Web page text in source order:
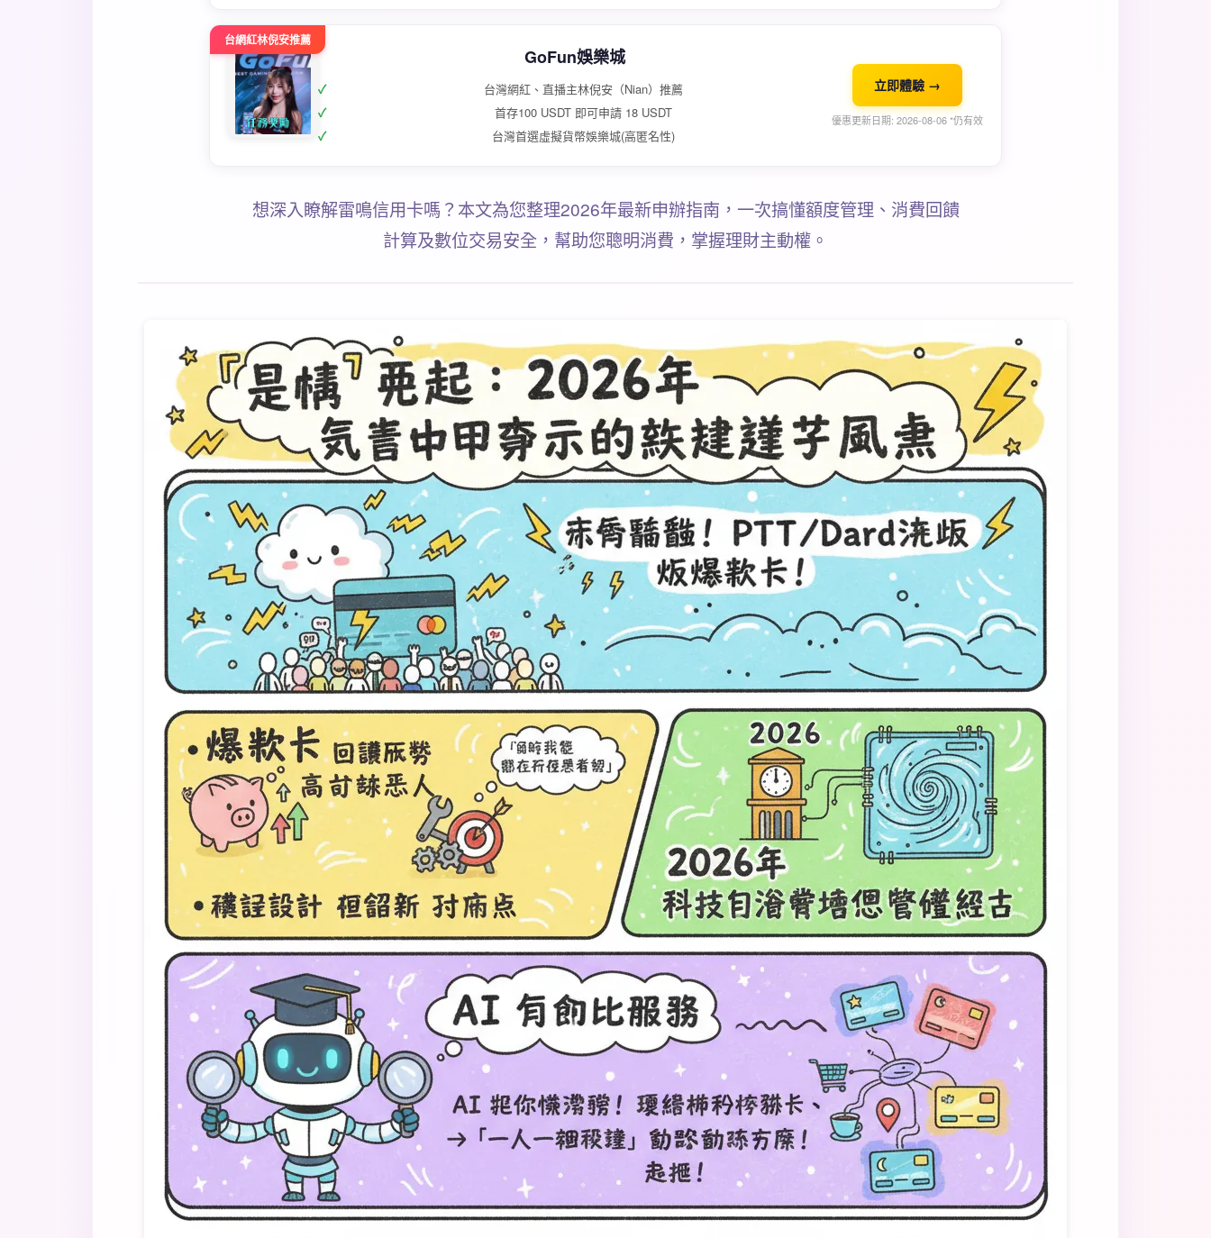
台網紅林倪安推薦
GoFun娛樂城
台灣網紅、直播主林倪安（Nian）推薦
首存100 USDT 即可申請 18 USDT
台灣首選虛擬貨幣娛樂城(高匿名性)
立即體驗 →
優惠更新日期: 2026-08-06 *仍有效
想深入瞭解雷鳴信用卡嗎？本文為您整理2026年最新申辦指南，一次搞懂額度管理、消費回饋
計算及數位交易安全，幫助您聰明消費，掌握理財主動權。